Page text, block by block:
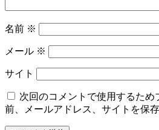
名前 ※
メール ※
サイト
次回のコメントで使用するため
前、メールアドレス、サイトを保存